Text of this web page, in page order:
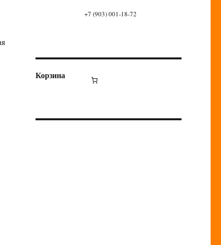
+7 (903) 001-18-72
Корзина